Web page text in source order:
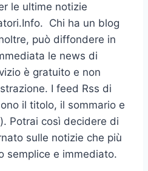
le ultime notizie
Chi ha un blog
può diffondere in
le news di
è gratuito e non
I feed Rss di
il titolo, il sommario e
Potrai così decidere di
sulle notizie che più
semplice e immediato.